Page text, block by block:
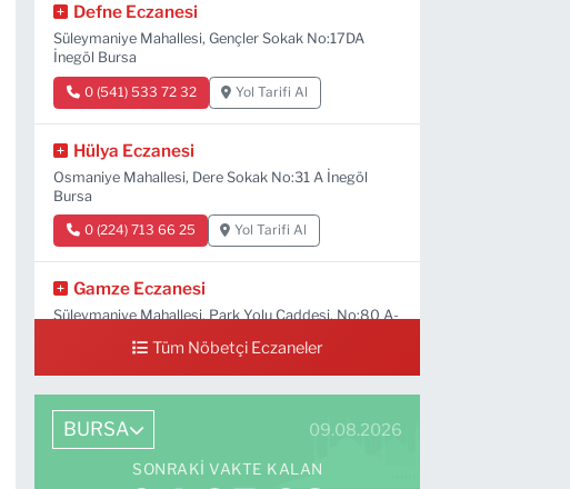
Defne Eczanesi
Süleymaniye Mahallesi, Gençler Sokak No:17DA
İnegöl Bursa
0 (541) 533 72 32 Yol Tarifi Al
Hülya Eczanesi
Osmaniye Mahallesi, Dere Sokak No:31 A İnegöl
Bursa
0 (224) 713 66 25 Yol Tarifi Al
Gamze Eczanesi
Süleymaniye Mahallesi, Park Yolu Caddesi, No:80 A-
Tüm Nöbetçi Eczaneler
BURSA 09.08.2026
SONRAKI VAKTE KALAN